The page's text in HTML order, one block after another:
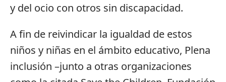
y del ocio con otros sin discapacidad.
A fin de reivindicar la igualdad de estos
niños y niñas en el ámbito educativo, Plena
inclusión –junto a otras organizaciones